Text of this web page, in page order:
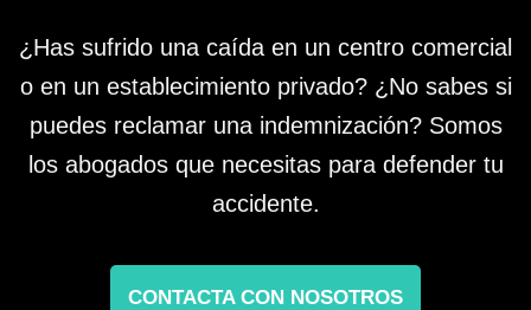
¿Has sufrido una caída en un centro comercial
o en un establecimiento privado? ¿No sabes si
puedes reclamar una indemnización? Somos
los abogados que necesitas para defender tu
accidente.
CONTACTA CON NOSOTROS